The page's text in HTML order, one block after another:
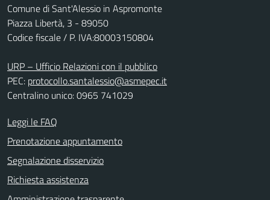
Comune di Sant'Alessio in Aspromonte
Piazza Libertà, 3 - 89050
Codice fiscale / P. IVA:80003150804
URP – Ufficio Relazioni con il pubblico
PEC: protocollo.santalessio@asmepec.it
Centralino unico: 0965 741029
Leggi le FAQ
Prenotazione appuntamento
Segnalazione disservizio
Richiesta assistenza